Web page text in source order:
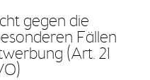
gegen die
Fällen
(Art. 21